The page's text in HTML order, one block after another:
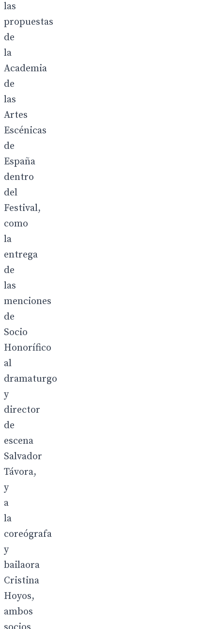
las
propuestas
de
la
Academia
de
las
Artes
Escénicas
de
España
dentro
del
Festival,
como
la
entrega
de
las
menciones
de
Socio
Honorífico
al
dramaturgo
y
director
de
escena
Salvador
Távora,
y
a
la
coreógrafa
y
bailaora
Cristina
Hoyos,
ambos